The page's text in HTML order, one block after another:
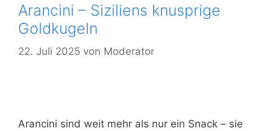
Arancini – Siziliens knusprige
Goldkugeln
22. Juli 2025 von Moderator
Arancini sind weit mehr als nur ein Snack – sie